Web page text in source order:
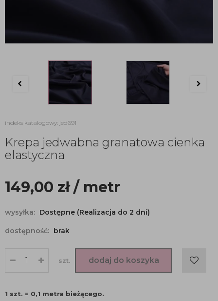
indeks katalogowy: jed691
Krepa jedwabna granatowa cienka
elastyczna
149,00 zł/ metr
wysyłka: Dostępne (Realizacja do 2 dni)
dostępność: brak
szt. dodaj do koszyka
1 szt. = 0,1 metra bieżącego.